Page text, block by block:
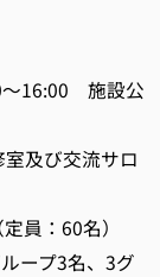
～16:00 施設公
及び交流サロ
員：60名）
ープ3名、3グ